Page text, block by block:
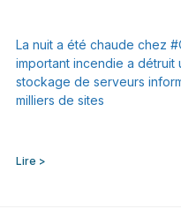
La nuit a été chaude chez
important incendie a détruit
stockage de serveurs
milliers de sites
Lire >